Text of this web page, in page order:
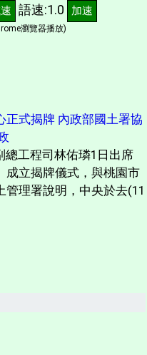
語速:1.0 加速
瀏覽器播放)
正式揭牌 內政部國土署協
總工程司林佑璘1日出席
成立揭牌儀式，與桃園市
理署說明，中央於去(11